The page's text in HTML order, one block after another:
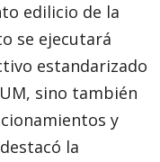
edilicio de la
se ejecutará
estandarizado
sino también
y
la